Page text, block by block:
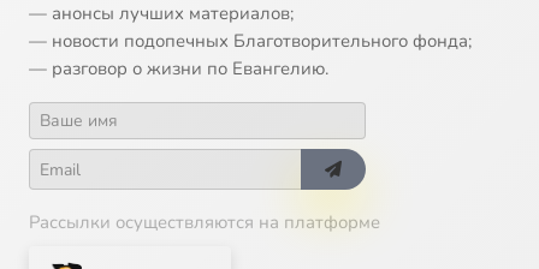
— анонсы лучших материалов;
— новости подопечных Благотворительного фонда;
— разговор о жизни по Евангелию.
Рассылки осуществляются на платформе